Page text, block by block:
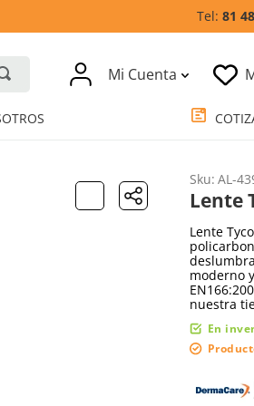
81
Mi Cuenta
Sku: AL-
Lente
Lente
moderno
nuestra
En